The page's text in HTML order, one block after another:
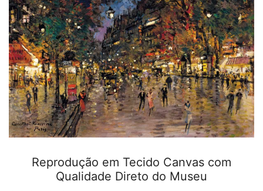
Reprodução em Tecido Canvas com
Qualidade Direto do Museu